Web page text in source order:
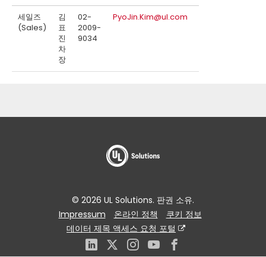
세일즈
(Sales)
김
표
진
차
장
02-
2009-
9034
PyoJin.Kim@ul.com
© 2026 UL Solutions. 판권 소유.
Impressum
온라인 정책
쿠키 정보
데이터 제목 액세스 요청 포털